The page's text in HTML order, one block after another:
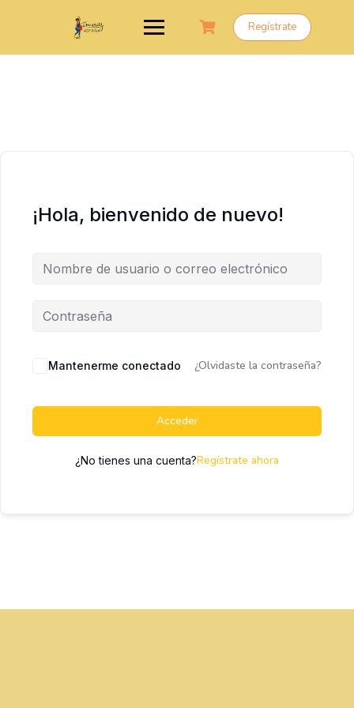
Regístrate
¡Hola, bienvenido de nuevo!
Mantenerme conectado ¿Olvidaste la contraseña?
Acceder
¿No tienes una cuenta?Regístrate ahora